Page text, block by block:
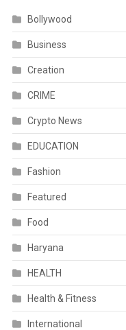
Bollywood
Business
Creation
CRIME
Crypto News
EDUCATION
Fashion
Featured
Food
Haryana
HEALTH
Health & Fitness
International